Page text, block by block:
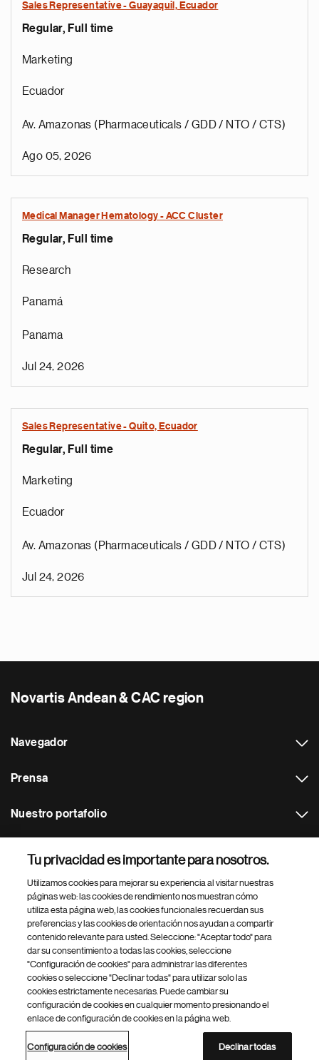
Sales Representative - Guayaquil, Ecuador
Regular, Full time
Marketing
Ecuador
Av. Amazonas (Pharmaceuticals / GDD / NTO / CTS)
Ago 05, 2026
Medical Manager Hematology - ACC Cluster
Regular, Full time
Research
Panamá
Panama
Jul 24, 2026
Sales Representative - Quito, Ecuador
Regular, Full time
Marketing
Ecuador
Av. Amazonas (Pharmaceuticals / GDD / NTO / CTS)
Jul 24, 2026
Novartis Andean & CAC region
Navegador
Prensa
Nuestro portafolio
Footer Site Search
inferior
del
© 2026 Novartis AG
Política de privacidad Términos de uso
Accesibilidad
Configuración de cookies
Mapa del sitio
Tu privacidad es importante para nosotros.
Utilizamos cookies para mejorar su experiencia al visitar nuestras
páginas web: las cookies de rendimiento nos muestran cómo
utiliza esta página web, las cookies funcionales recuerdan sus
preferencias y las cookies de orientación nos ayudan a compartir
contenido relevante para usted. Seleccione: "Aceptar todo" para
dar su consentimiento a todas las cookies, seleccione
"Configuración de cookies" para administrar las diferentes
cookies o seleccione "Declinar todas" para utilizar solo las
cookies estrictamente necesarias. Puede cambiar su
configuración de cookies en cualquier momento presionando el
enlace de configuración de cookies en la página web.
Configuración de cookies Declinar todas